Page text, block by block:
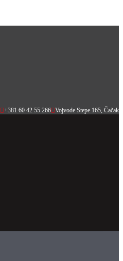
+381 60 42 55 266 Vojvode Stepe 165, Čačak